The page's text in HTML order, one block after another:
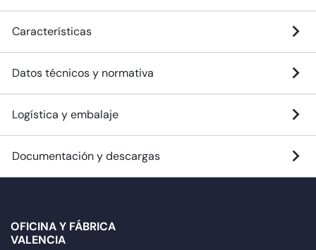
Características
Datos técnicos y normativa
Logística y embalaje
Documentación y descargas
OFICINA Y FÁBRICA
VALENCIA